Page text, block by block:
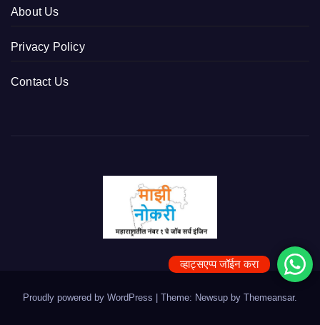
About Us
Privacy Policy
Contact Us
Proudly powered by WordPress Theme: Newsup by Themeansar.
व्हाट्सएप्प जॉईन करा